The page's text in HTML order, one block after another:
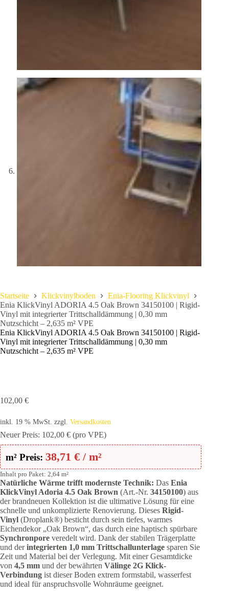
Startseite Klickvinylboden
Enia-Flooring Klickvinyl
Enia KlickVinyl ADORIA 4.5 Oak Brown 34150100 | Rigid-
Vinyl mit integrierter Trittschalldämmung | 0,30 mm
Nutzschicht – 2,635 m² VPE
Enia KlickVinyl ADORIA 4.5 Oak Brown 34150100 | Rigid-
Vinyl mit integrierter Trittschalldämmung | 0,30 mm
Nutzschicht – 2,635 m² VPE
102,00 €
inkl. 19 % MwSt. zzgl. Versandkosten
Neuer Preis: 102,00 € (pro VPE)
m² Preis: 38,71 € / m²
Inhalt pro Paket: 2,64 m²
Natürliche Wärme trifft modernste Technik: Das Enia
KlickVinyl Adoria 4.5 Oak Brown (Art.-Nr. 34150100) aus
der brandneuen Kollektion ist die ultimative Lösung für eine
schnelle und unkomplizierte Renovierung. Dieses Rigid-
Vinyl (Droplank®) besticht durch sein tiefes, warmes
Eichendekor „Oak Brown“, das durch eine haptisch spürbare
Synchronpore veredelt wird. Dank der stabilen Trägerplatte
und derintegrierten 1,0 mm Trittschallunterlage sparen Sie
Zeit und Material bei der Verlegung. Mit einer Gesamtdicke
von 4,5 mm und der bewährten Välinge 2G Klick-
Verbindung ist dieser Boden extrem formstabil, wasserfest
und ideal für anspruchsvolle Wohnräume geeignet.